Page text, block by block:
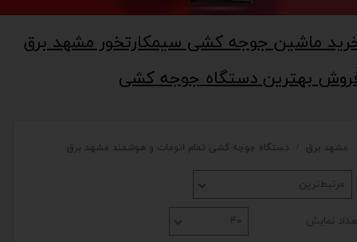
ماشین جوجه کشی سیمکارتخور مشهد برق
بهترین دستگاه جوجه کشی
مشهد برق دستگاه جوجه کشی تمام اتومات و هوشمند مشهد برق
مرتبط‌ترین
نمایش ۴۰